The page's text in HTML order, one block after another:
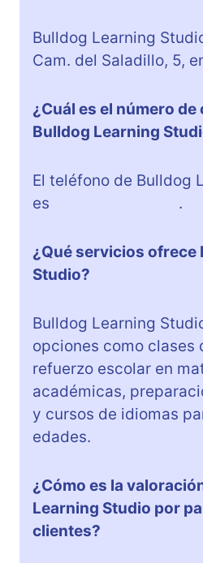
Bulldog Learning
Cam. del Saladillo, 5,
¿Cuál es el número
Bulldog Learning
El teléfono de Bulldog
es
.
¿Qué servicios ofrece
Studio?
Bulldog Learning
opciones como clases
refuerzo escolar en
académicas,
y cursos de idiomas
edades.
¿Cómo es la
Learning Studio por
clientes?